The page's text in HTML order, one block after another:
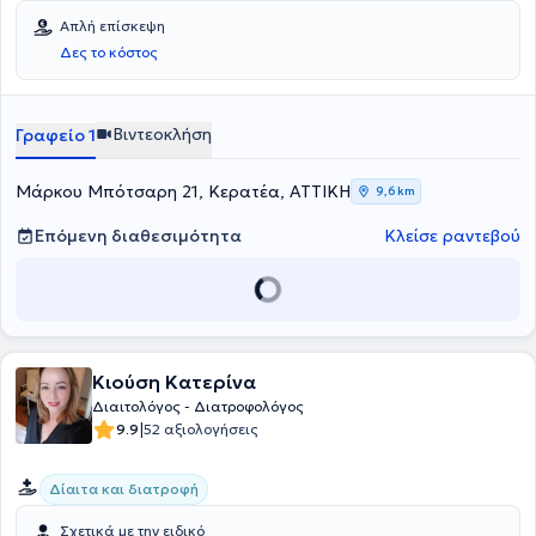
για Διαιτολόγους» και «Πέρα από τα όρια της δίαιτας» του Κέντρου
Ψυχικών Εφαρμογών (ΚΕ.Ψ.ΕΦ.), με σκοπό την ολιστική προσέγγιση
του κάθε ατόμου.
Απλή επίσκεψη
Δες το κόστος
Γραφείο 1 Βιντεοκλήση
Μάρκου Μπότσαρη 21, Κερατέα, ΑΤΤΙΚΗ 9,6 km
Επόμενη διαθεσιμότητα Κλείσε ραντεβού
Κιούση Κατερίνα
Διαιτολόγος - Διατροφολόγος
9.9|52 αξιολογήσεις
Δίαιτα και διατροφή
Σχετικά με την ειδικό